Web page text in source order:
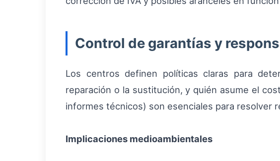
Control de garantías y
Los centros definen políticas claras para
reparación o la sustitución, y quién asume el
informes técnicos) son esenciales para resolver
Implicaciones medioambientales